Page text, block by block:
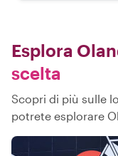
Esplora
scelta
Scopri di più sulle
potrete esplorare